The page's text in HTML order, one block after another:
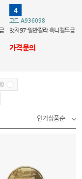
4
코드 A936098
뱃지97-일반칼라 흑니켈도금
가격문의
인기상품순